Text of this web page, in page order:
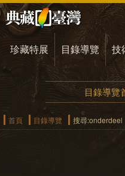
珍藏特展 目錄導覽 技
目錄導覽
首頁 目錄導覽 搜尋:onderdeel